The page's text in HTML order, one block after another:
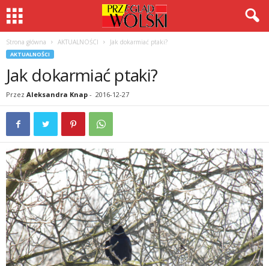
Strona główna AKTUALNOŚCI Jak dokarmiać ptaki?
AKTUALNOŚCI
Jak dokarmiać ptaki?
Przez Aleksandra Knap - 2016-12-27